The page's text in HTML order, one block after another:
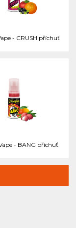
- CRUSH příchuť
- BANG příchuť